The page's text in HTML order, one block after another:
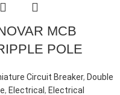
MCB
POLE
Circuit Breaker, Double
, Electrical , Electrical